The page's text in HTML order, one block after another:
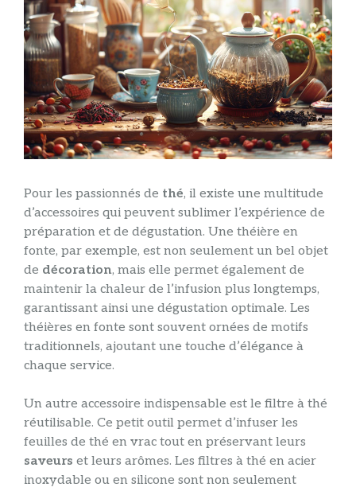
Pour les passionnés de thé, il existe une multitude
d’accessoires qui peuvent sublimer l’expérience de
préparation et de dégustation. Une théière en
fonte, par exemple, est non seulement un bel objet
de décoration, mais elle permet également de
maintenir la chaleur de l’infusion plus longtemps,
garantissant ainsi une dégustation optimale. Les
théières en fonte sont souvent ornées de motifs
traditionnels, ajoutant une touche d’élégance à
chaque service.
Un autre accessoire indispensable est le filtre à thé
réutilisable. Ce petit outil permet d’infuser les
feuilles de thé en vrac tout en préservant leurs
saveurs et leurs arômes. Les filtres à thé en acier
inoxydable ou en silicone sont non seulement